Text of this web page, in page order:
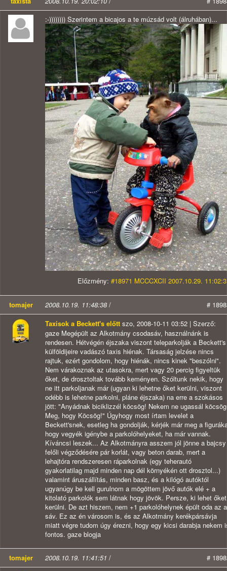
:-)))))))) Szerintem a bicajos a te múzsád volt (álruhában)...
Előzmény: #18971 MCCCXCII 2007.10.29.
tomajer 2008.10.19. 11:48:38 /
#
Taxisok a Beckett's előtt szo, 2008-10-11 03:52 | Szerző:
gaze Megépült az Alkotmány csodasáv, használnánk is
rendesen. Hétvégén éjszaka viszont teleparkolják a Beckett's
külföldijeire vadászó taxis hiénak. Társaság jelzése nincs
rajtuk, ezért gondolom, hogy hiénák, nincs kinek "beszólni".
Nem várakoznak az utasokra, mert vagy 20 percig figyeltük
őket, de drosztoltak tovább keményen. Szóltunk nekik, hogy
ne itt parkoljanak már (ugyan ki lehetne őket kerülni, viszont
odébb is lehetne parkolni, pláne éjszaka) na erre a szokásos
jött: "Anyádnak biciklizzél köcsög! Nekem ne ugassál
Meg, hogy Köcsög!" Úgyhogy most írtam levelet a
Beckett'snek, esetleg ha gondolják, kérjék már meg a
hogy vegyék igénybe a parkolóhelyeket, ha már vannak.
Kíváncsi leszek... Az Alkotmányra asszem jól jönne a bajcsy
felőli végződésére pár korlát, vagy beton darab, mert a
lehajtóra rendszeresen ráparkolnak (egy teherautó
gyakorlatilag majd minden nap dél környékén ott drosztol...)
valamint áruszállítás, minden basz, és a kilógó autóktól
ugyanúgy be kell gurulnom a mögöttem jövő autók elé + a
kitolató parkolók sem látnak hogy jövök. Persze, ki lehet őket
kerülni. De azt hiszem, nem +1 parkolóhelynek épült oda az a
sáv. Ez az én városom is, és az Alkotmány kerékpársávja
miatt végre tudom úgy érezni, hogy egy kicsi darabja nekem
fontos. gaze blogja
tomajer 2008.10.19. 11:41:51 /
#